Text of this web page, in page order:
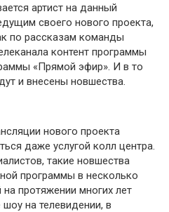
артист на данный
своего нового проекта,
по рассказам команды
контент программы
«Прямой эфир». И в то
и внесены новшества.
нового проекта
даже услугой колл центра.
такие новшества
программы в несколько
протяжении многих лет
на телевидении, в